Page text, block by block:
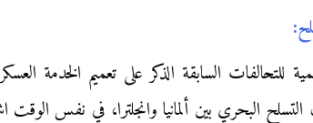
للتحالفات السابقة الذكر على تعميم الخدمة
البحري بين ألمانيا وانجلترا، في نفس